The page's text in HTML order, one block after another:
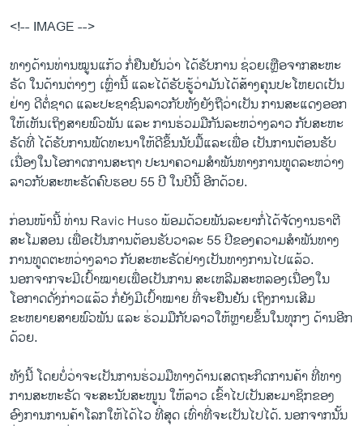
<!-- IMAGE -->
ທາງດ້ານທ່ານໝູນແກ້ວ ກໍ່ຢືນຢັນວ່າ ໄດ້ຮັບການ ຊ່ວຍເຫຼືອຈາກສະຫະ
ຣັດ ໃນດ້ານຕ່າງໆ ເຫຼົ່ານີ້ ແລະໄດ້ຮັບຮູ້ວ່າມັນໄດ້ສ້າງຄຸນປະໂຫຍດເປັນ
ຢ່າງ ດີຕໍ່ຊາດ ແລະປະຊາຊົນລາວກັບທັງຍັງຖືວ່າເປັນ ການສະແດງອອກ
ໃຫ້ເຫັນເຖິງສາຍພົວພັນ ແລະ ການຮ່ວມມືກັນລະຫວ່າງລາວ ກັບສະຫະ
ຣັດທີ່ ໄດ້ຮັບການພັດທະນາໃຫ້ດີຂຶ້ນນັບມື້ແລະເພື່ອ ເປັນການຕ້ອນຮັບ
ເນື່ອງໃນໂອກາດການສະຖາ ປະນາຄວາມສຳພັນທາງການທູດລະຫວ່າງ
ລາວກັບສະຫະຣັດຄົບຮອບ 55 ປີ ໃນປີນີ້ ອີກດ້ວຍ.
ກ່ອນໜ້ານີ້ ທ່ານ Ravic Huso ພ້ອມດ້ວຍພັນລະຍາກໍ່ໄດ້ຈັດງານຣາຕີ
ສະໂມສອນ ເພື່ອເປັນການຕ້ອນຮັບວາລະ 55 ປີຂອງຄວາມສຳພັນທາງ
ການທູດຕະຫວ່າງລາວ ກັບສະຫະຣັດຢ່າງເປັນທາງການໄປແລ້ວ.
ນອກຈາກຈະມີເປົ້າໝາຍເພື່ອເປັນການ ສະເຫລີມສະຫລອງເນື່ອງໃນ
ໂອກາດດັ່ງກ່າວແລ້ວ ກໍ່ຍັງມີເປົ້າໝາຍ ທີ່ຈະຢືນຢັນ ເຖິງການເສີມ
ຂະຫຍາຍສາຍພົວພັນ ແລະ ຮ່ວມມືກັບລາວໃຫ້ຫຼາຍຂຶ້ນໃນທຸກໆ ດ້ານອີກ​
ດ້ວຍ.
ທັງນີ້ ໂດຍບໍ່ວ່າຈະເປັນການຮ່ວມມືທາງດ້ານເສດຖະກິດການຄ້າ ທີ່ທາງ
ການສະຫະຣັດ ຈະສະນັບສະໜູນ ໃຫ້ລາວ ເຂົ້າໄປເປັນສະມາຊິກຂອງ
ອົງການການຄ້າໂລກໃຫ້ໄດ້ໄວ ທີ່ສຸດ ເທົ່າທີ່ຈະເປັນໄປໄດ້. ນອກຈາກນັ້ນ